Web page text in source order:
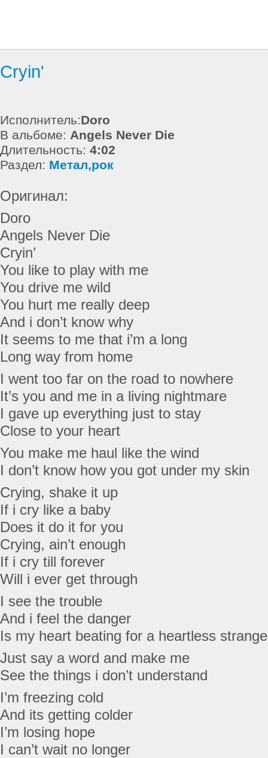
Cryin'
Исполнитель:Doro
В альбоме: Angels Never Die
Длительность: 4:02
Раздел: Метал,рок
Оригинал:
Doro
Angels Never Die
Cryin’
You like to play with me
You drive me wild
You hurt me really deep
And i don’t know why
It seems to me that i’m a long
Long way from home
I went too far on the road to nowhere
It’s you and me in a living nightmare
I gave up everything just to stay
Close to your heart
You make me haul like the wind
I don’t know how you got under my skin
Crying, shake it up
If i cry like a baby
Does it do it for you
Crying, ain’t enough
If i cry till forever
Will i ever get through
I see the trouble
And i feel the danger
Is my heart beating for a heartless
Just say a word and make me
See the things i don’t understand
I’m freezing cold
And its getting colder
I’m losing hope
I can’t wait no longer